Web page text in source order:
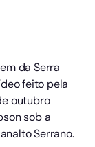
da Serra
feito pela
outubro
sob a
Serrano.